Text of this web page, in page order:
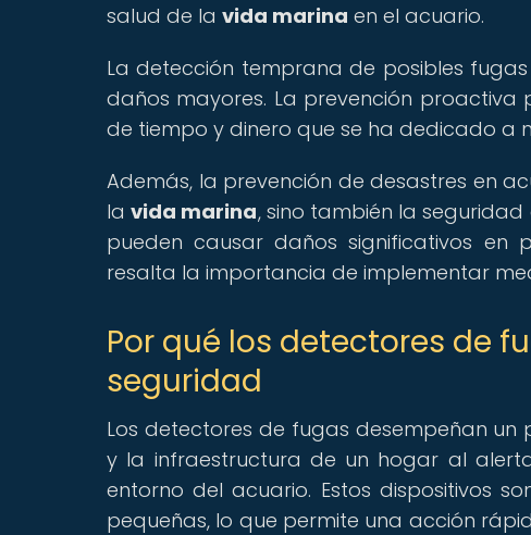
salud de la vida marina en el acuario.
La detección temprana de posibles
daños mayores. La prevención
de tiempo y dinero que se ha dedicado a
Además, la prevención de desastres en
lavida marina, sino también la
pueden causar daños significativos en
resalta la importancia de implementar
Por qué los detectores de
seguridad
Los detectores de fugas desempeñan
y la infraestructura de un hogar al
entorno del acuario. Estos dispositivos
pequeñas, lo que permite una acción